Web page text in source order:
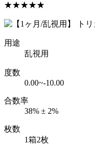
★★★★★
用途
乱視用
度数
0.00~-10.00
合数率
38% ± 2%
枚数
1箱2枚